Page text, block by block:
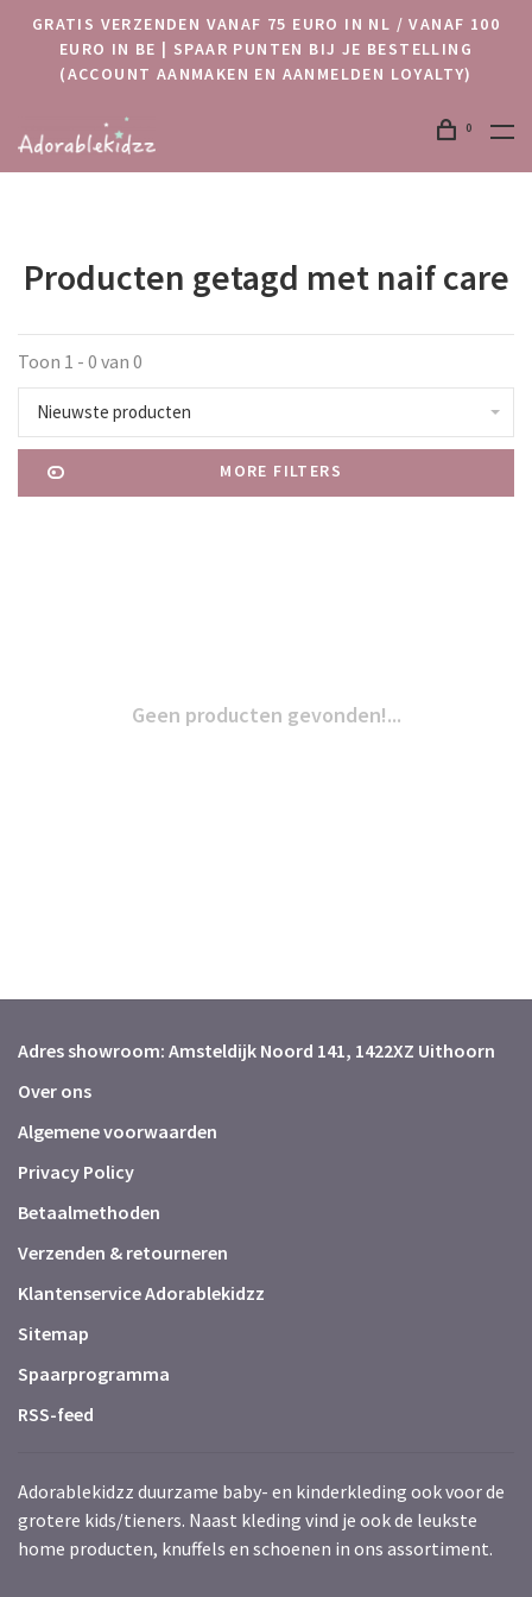
GRATIS VERZENDEN VANAF 75 EURO IN NL / VANAF 100
EURO IN BE | SPAAR PUNTEN BIJ JE BESTELLING
(ACCOUNT AANMAKEN EN AANMELDEN LOYALTY)
0
Producten getagd met naif care
Toon 1 - 0 van 0
Nieuwste producten
MORE FILTERS
Geen producten gevonden!...
Adres showroom: Amsteldijk Noord 141, 1422XZ Uithoorn
Over ons
Algemene voorwaarden
Privacy Policy
Betaalmethoden
Verzenden & retourneren
Klantenservice Adorablekidzz
Sitemap
Spaarprogramma
RSS-feed
Adorablekidzz duurzame baby- en kinderkleding ook voor de
grotere kids/tieners. Naast kleding vind je ook de leukste
home producten, knuffels en schoenen in ons assortiment.